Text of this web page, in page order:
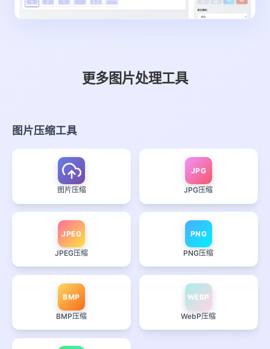
更多图片处理工具
图片压缩工具
图片压缩
JPG
JPG压缩
JPEG
JPEG压缩
PNG
PNG压缩
BMP
BMP压缩
WEBP
WebP压缩